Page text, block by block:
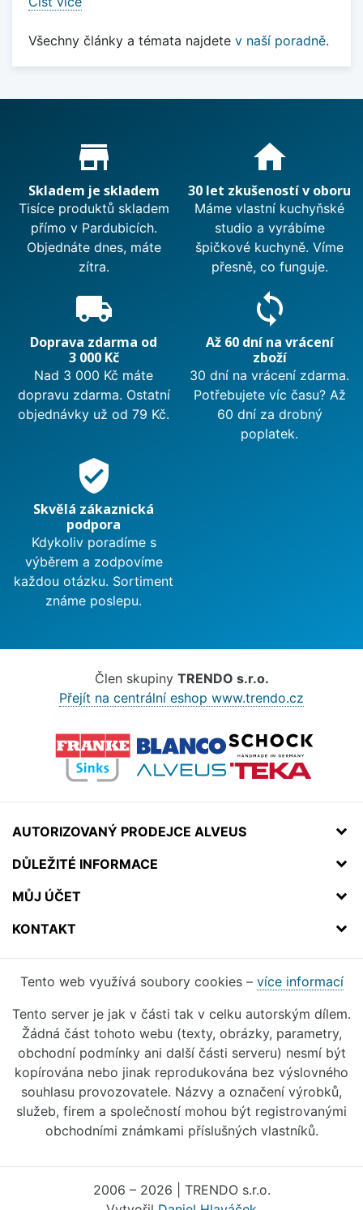
Všechny články a témata najdete v naší poradně.
Proč nakupovat u nás?
store_mall_directory
Skladem je skladem
Tisíce produktů skladem
přímo v Pardubicích.
Objednáte dnes, máte
zítra.
home
30 let zkušeností v oboru
Máme vlastní kuchyňské
studio a vyrábíme
špičkové kuchyně. Víme
přesně, co funguje.
local_shipping
Doprava zdarma od
3 000 Kč
Nad 3 000 Kč máte
dopravu zdarma. Ostatní
objednávky už od 79 Kč.
sync
Až 60 dní na vrácení
zboží
30 dní na vrácení zdarma.
Potřebujete víc času? Až
60 dní za drobný
poplatek.
verified_user
Skvělá zákaznická
podpora
Kdykoliv poradíme s
výběrem a zodpovíme
každou otázku. Sortiment
známe poslepu.
Člen skupiny TRENDO s.r.o.
Přejít na centrální eshop www.trendo.cz
AUTORIZOVANÝ PRODEJCE ALVEUS
DŮLEŽITÉ INFORMACE
MŮJ ÚČET
KONTAKT
Tento web využívá soubory cookies – více informací
Tento server je jak v části tak v celku autorským dílem.
Žádná část tohoto webu (texty, obrázky, parametry,
obchodní podmínky ani další části serveru) nesmí být
kopírována nebo jinak reprodukována bez výslovného
souhlasu provozovatele. Názvy a označení výrobků,
služeb, firem a společností mohou být registrovanými
obchodními známkami příslušných vlastníků.
2006 – 2026 | TRENDO s.r.o.